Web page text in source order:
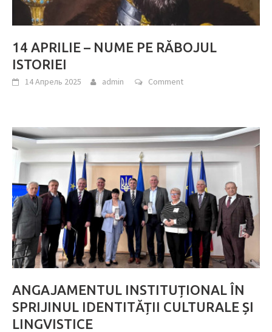
14 APRILIE – NUME PE RĂBOJUL
ISTORIEI
14 Апрель 2025 admin Comment
ANGAJAMENTUL INSTITUȚIONAL ÎN
SPRIJINUL IDENTITĂȚII CULTURALE ȘI
LINGVISTICE